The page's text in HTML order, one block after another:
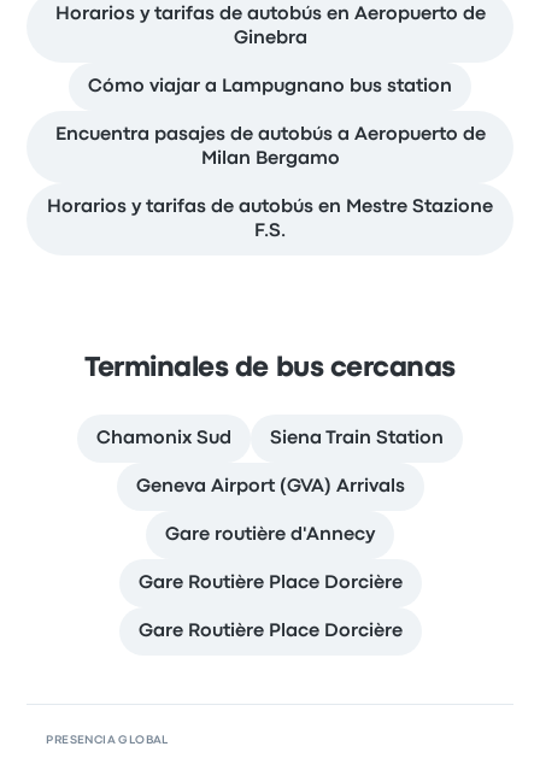
Horarios y tarifas de autobús en Aeropuerto de
Ginebra
Cómo viajar a Lampugnano bus station
Encuentra pasajes de autobús a Aeropuerto de
Milan Bergamo
Horarios y tarifas de autobús en Mestre Stazione
F.S.
Terminales de bus cercanas
Chamonix Sud Siena Train Station
Geneva Airport (GVA) Arrivals
Gare routière d'Annecy
Gare Routière Place Dorcière
Gare Routière Place Dorcière
PRESENCIA GLOBAL